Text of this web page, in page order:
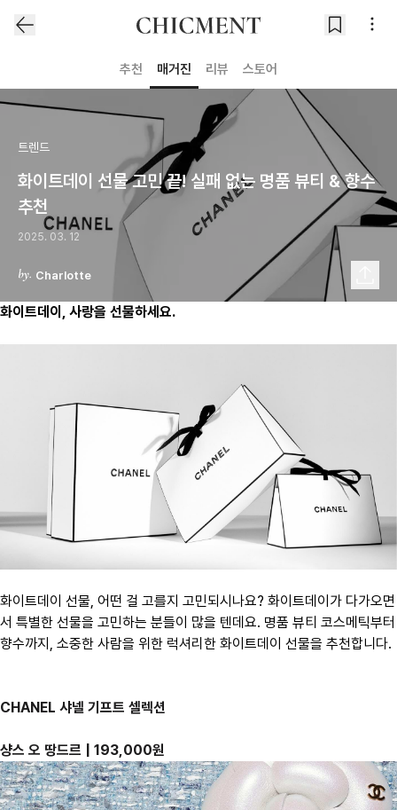
추천 매거진 리뷰 스토어
트렌드
화이트데이 선물 고민 끝! 실패 없는 명품 뷰티 & 향수
추천
2025. 03. 12
Charlotte
화이트데이, 사랑을 선물하세요.
화이트데이 선물, 어떤 걸 고를지 고민되시나요? 화이트데이가 다가오면
서 특별한 선물을 고민하는 분들이 많을 텐데요. 명품 뷰티 코스메틱부터
향수까지, 소중한 사람을 위한 럭셔리한 화이트데이 선물을 추천합니다.
CHANEL 샤넬 기프트 셀렉션
샹스 오 땅드르 | 193,000원